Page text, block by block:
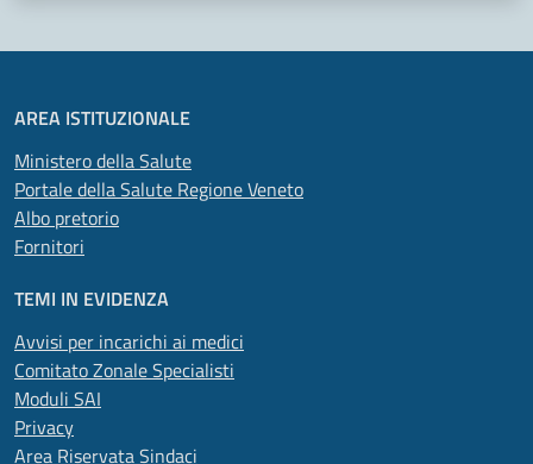
AREA ISTITUZIONALE
Ministero della Salute
Portale della Salute Regione Veneto
Albo pretorio
Fornitori
TEMI IN EVIDENZA
Avvisi per incarichi ai medici
Comitato Zonale Specialisti
Moduli SAI
Privacy
Area Riservata Sindaci